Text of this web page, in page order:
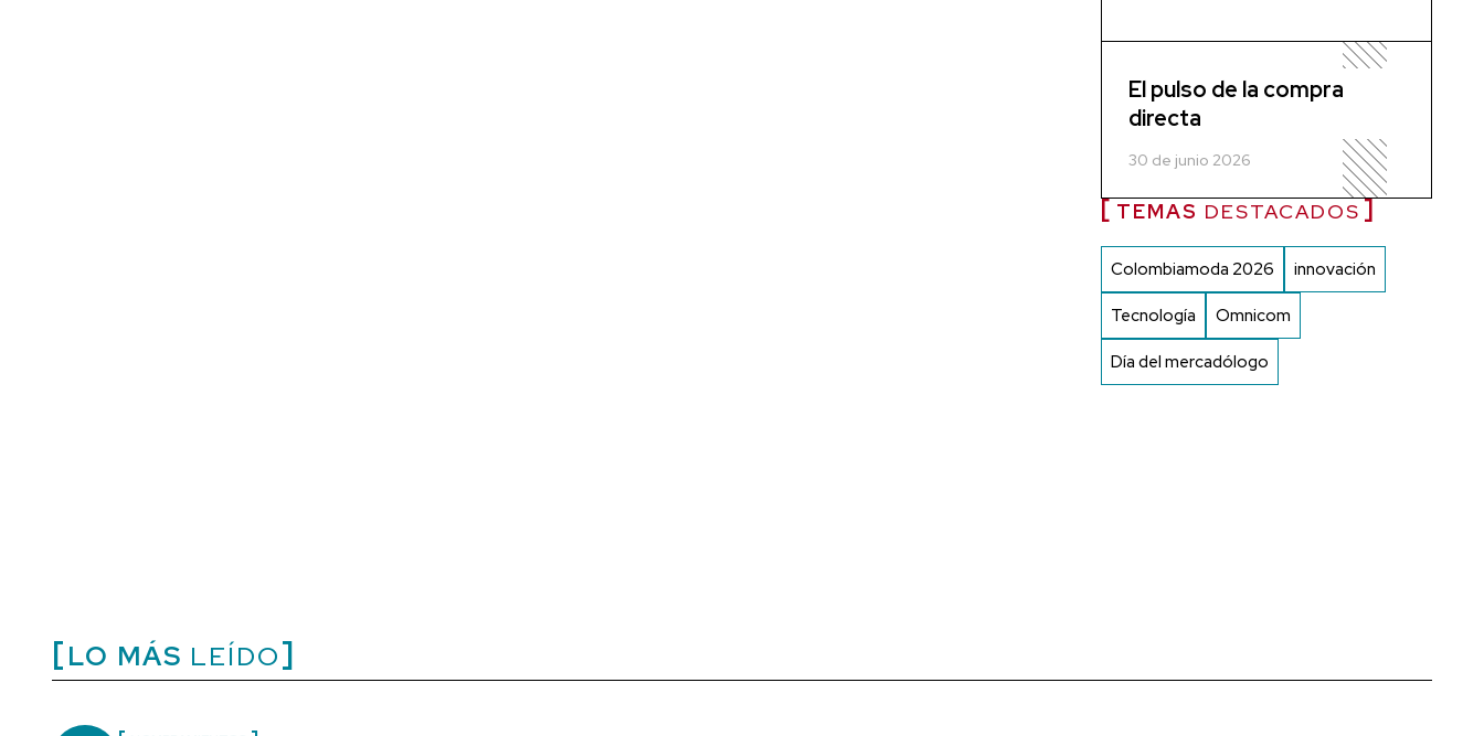
El pulso de la compra
directa
30 de junio 2026
TEMAS DESTACADOS
Colombiamoda 2026 innovación
Tecnología Omnicom
Día del mercadólogo
LO MÁS LEÍDO